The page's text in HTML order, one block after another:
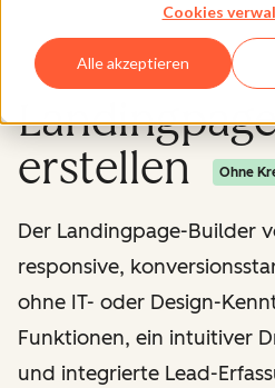
Cookies
Alle akzeptieren
erstellen
Ohne
Der Landingpage-Builder
responsive,
ohne IT- oder Design-
Funktionen, ein intuitiver
und integrierte Lead-